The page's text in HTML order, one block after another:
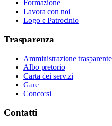
Formazione
Lavora con noi
Logo e Patrocinio
Trasparenza
Amministrazione trasparente
Albo pretorio
Carta dei servizi
Gare
Concorsi
Contatti